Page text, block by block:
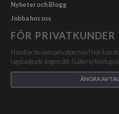
Nyheter och Blogg
Jobba hos oss
FÖR PRIVATKUNDER
Handlar du som privatperson? Här kan
lagstadgade ångerrätt. Gäller ej
ÅNGRA